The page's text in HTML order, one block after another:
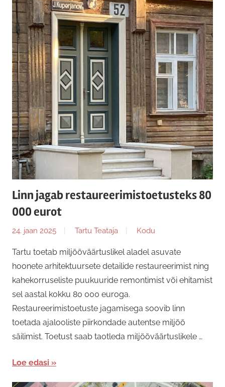
Linn jagab restaureerimistoetusteks 80
000 eurot
24. jaan 2025 Tartu Teataja Kodu
Tartu toetab miljööväärtuslikel aladel asuvate
hoonete arhitektuursete detailide restaureerimist ning
kahekorruseliste puukuuride remontimist või ehitamist
sel aastal kokku 80 000 euroga.
Restaureerimistoetuste jagamisega soovib linn
toetada ajalooliste piirkondade autentse miljöö
säilimist. Toetust saab taotleda miljööväärtuslikele …
Loe edasi